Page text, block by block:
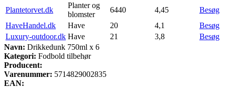
Plantetorvet.dk
Planter og
blomster
6440 4,45
Besøg
HaveHandel.dk
Have 20 4,1
Besøg
Luxury-outdoor.dk Have 21 3,8
Besøg
Navn: Drikkedunk 750ml x 6
Kategori: Fodbold tilbehør
Producent:
Varenummer: 5714829002835
EAN: